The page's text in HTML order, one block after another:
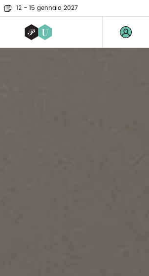
12 - 15 gennaio 2027